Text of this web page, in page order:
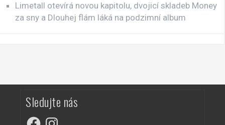
Limetall otevírá novou kapitolu, dvojicí skladeb Money
za sny a Dlouhej flám láká na podzimní album
Sledujte nás
FacebookInstagram